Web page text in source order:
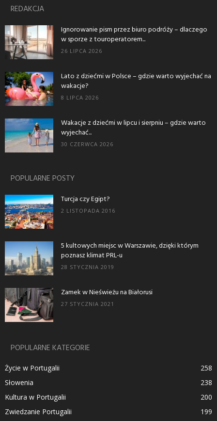
REDAKCJA
Ignorowanie pism przez biuro podróży – dlaczego
w sporze z touroperatorem...
26 LIPCA 2026
Lato z dziećmi w Polsce – gdzie warto wyjechać na
wakacje?
8 LIPCA 2026
Wakacje z dziećmi w lipcu i sierpniu – gdzie warto
wyjechać...
30 CZERWCA 2026
POPULARNE POSTY
Turcja czy Egipt?
2 LISTOPADA 2016
5 kultowych miejsc w Warszawie, dzięki którym
poznasz klimat PRL-u
28 STYCZNIA 2019
Zamek w Nieświeżu na Białorusi
27 STYCZNIA 2021
POPULARNE KATEGORIE
Życie w Portugalii
258
Słowenia
238
Kultura w Portugalii
200
Zwiedzanie Portugalii
199